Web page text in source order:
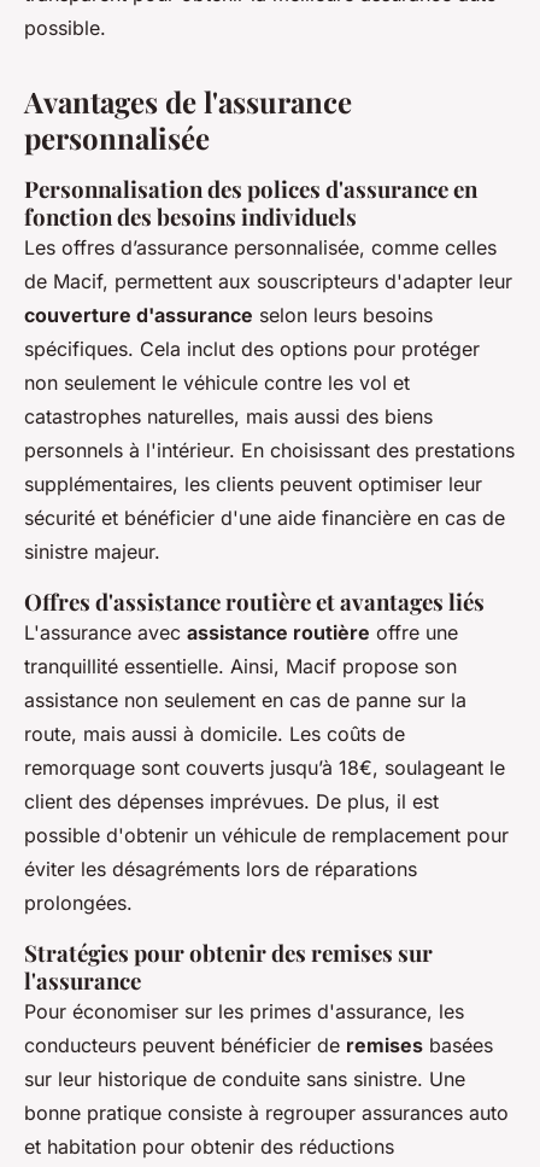
possible.
Avantages de l'assurance
personnalisée
Personnalisation des polices d'assurance en
fonction des besoins individuels
Les offres d’assurance personnalisée, comme celles
de Macif, permettent aux souscripteurs d'adapter leur
couverture d'assurance selon leurs besoins
spécifiques. Cela inclut des options pour protéger
non seulement le véhicule contre les vol et
catastrophes naturelles, mais aussi des biens
personnels à l'intérieur. En choisissant des prestations
supplémentaires, les clients peuvent optimiser leur
sécurité et bénéficier d'une aide financière en cas de
sinistre majeur.
Offres d'assistance routière et avantages liés
L'assurance avec assistance routière offre une
tranquillité essentielle. Ainsi, Macif propose son
assistance non seulement en cas de panne sur la
route, mais aussi à domicile. Les coûts de
remorquage sont couverts jusqu’à 18€, soulageant le
client des dépenses imprévues. De plus, il est
possible d'obtenir un véhicule de remplacement pour
éviter les désagréments lors de réparations
prolongées.
Stratégies pour obtenir des remises sur
l'assurance
Pour économiser sur les primes d'assurance, les
conducteurs peuvent bénéficier de remises basées
sur leur historique de conduite sans sinistre. Une
bonne pratique consiste à regrouper assurances auto
et habitation pour obtenir des réductions